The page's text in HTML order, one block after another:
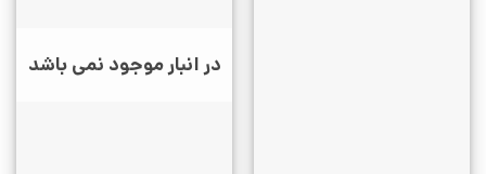
در انبار موجود نمی باشد